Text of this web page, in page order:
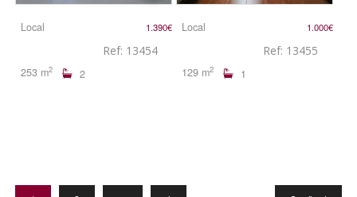
Local 1.390€
Ref: 13454
253 m2 2
Local 1.000€
Ref: 13455
129 m2 1